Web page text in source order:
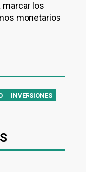
marcar los
monetarios
INVERSIONES